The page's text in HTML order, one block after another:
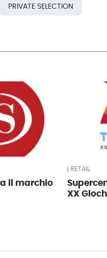
PRIVATE SELECTION
il marchio
RETAIL
XX